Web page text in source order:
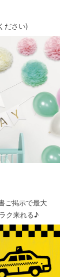
ださい)
ご掲示で最大
ク来れる♪